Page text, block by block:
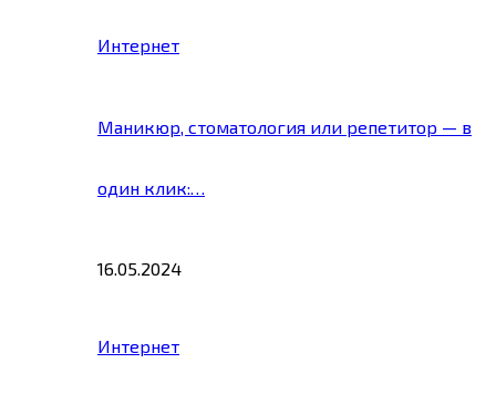
Интернет
Маникюр, стоматология или репетитор — в
один клик:…
16.05.2024
Интернет